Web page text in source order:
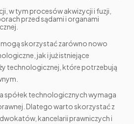
w tym procesów akwizycji i fuzji,
przed sądami i organami
mogą skorzystać zarówno nowo
jak i już istniejące
technologicznej, które potrzebują
spółek technologicznych wymaga
Dlatego warto skorzystać z
kancelarii prawniczych i